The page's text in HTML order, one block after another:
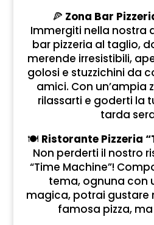
🍕 Zona Bar
Immergiti nella nostra
bar pizzeria al taglio,
merende irresistibili,
golosi e stuzzichini da
amici. Con un’ampia
rilassarti e goderti la
tarda
🍽️ Ristorante Pizzeria
Non perderti il nostro
“Time Machine”!
tema, ognuna con
magica, potrai gustare
famosa pizza,